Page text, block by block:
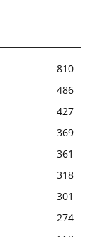
810
486
427
369
361
318
301
274